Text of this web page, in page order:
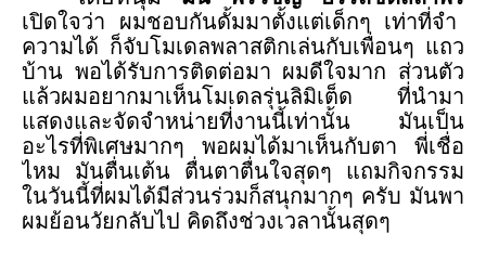
เปิดใจว่า ผมชอบกันดั้มมาตั้งแต่เด็กๆ เท่าที่จำ
ความได้ ก็จับโมเดลพลาสติกเล่นกับเพื่อนๆ แถว
บ้าน พอได้รับการติดต่อมา ผมดีใจมาก ส่วนตัว
แล้วผมอยากมาเห็นโมเดลรุ่นลิมิเต็ด ที่นำมา
แสดงและจัดจำหน่ายที่งานนี้เท่านั้น มันเป็น
อะไรที่พิเศษมากๆ พอผมได้มาเห็นกับตา พี่เชื่อ
ไหม มันตื่นเต้น ตื่นตาตื่นใจสุดๆ แถมกิจกรรม
ในวันนี้ที่ผมได้มีส่วนร่วมก็สนุกมากๆ ครับ มันพา
ผมย้อนวัยกลับไป คิดถึงช่วงเวลานั้นสุดๆ